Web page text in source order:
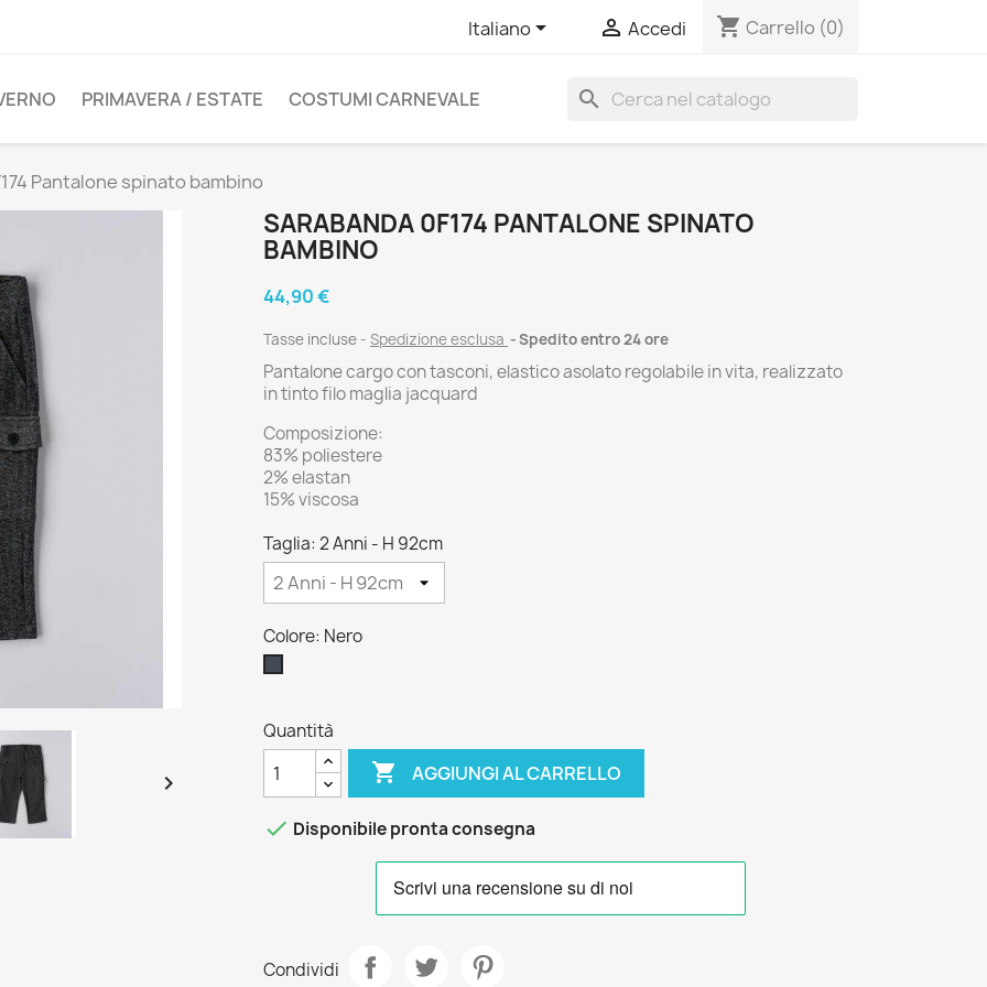
Italiano  Accedi shopping_cart Carrello (0)
PRIMAVERA / ESTATE COSTUMI CARNEVALE search
Pantalone spinato bambino

SARABANDA 0F174 PANTALONE SPINATO
BAMBINO
44,90 €
Tasse incluse Spedizione esclusa Spedito entro 24 ore
Pantalone cargo con tasconi, elastico asolato regolabile in vita, realizzato
in tinto filo maglia jacquard
Composizione:
83% poliestere
2% elastan
15% viscosa
Taglia: 2 Anni - H 92cm
Colore: Nero
Quantità
 AGGIUNGI AL CARRELLO
 Disponibile pronta consegna
Condividi